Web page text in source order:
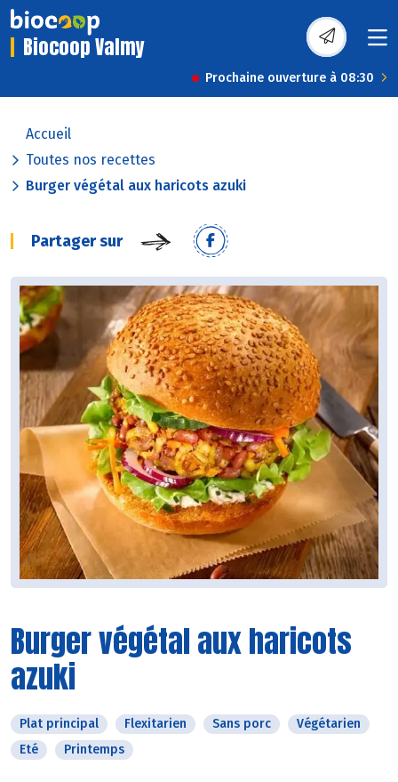
Biocoop Valmy
Prochaine ouverture à 08:30
Accueil
Toutes nos recettes
Burger végétal aux haricots azuki
Partager sur
Burger végétal aux haricots
azuki
Plat principal Flexitarien Sans porc
Végétarien
Eté
Printemps